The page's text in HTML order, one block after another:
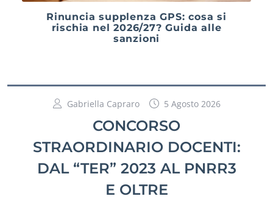
Rinuncia supplenza GPS: cosa si
rischia nel 2026/27? Guida alle
sanzioni
Gabriella Capraro 5 Agosto 2026
CONCORSO
STRAORDINARIO DOCENTI:
DAL “TER” 2023 AL PNRR3
E OLTRE